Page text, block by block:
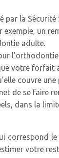
par la
un
adulte.
votre forfait
couvre
de se faire
dans la
votre